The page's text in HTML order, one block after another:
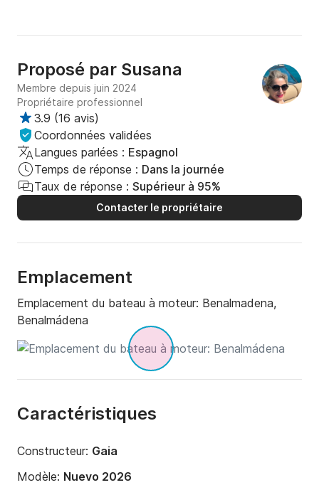
Proposé par Susana
Membre depuis juin 2024
Propriétaire professionnel
3.9 (16 avis)
Coordonnées validées
Langues parlées : Espagnol
Temps de réponse : Dans la journée
Taux de réponse : Supérieur à 95%
Contacter le propriétaire
Emplacement
Emplacement du bateau à moteur: Benalmadena,
Benalmádena
Caractéristiques
Constructeur: Gaia
Modèle: Nuevo 2026